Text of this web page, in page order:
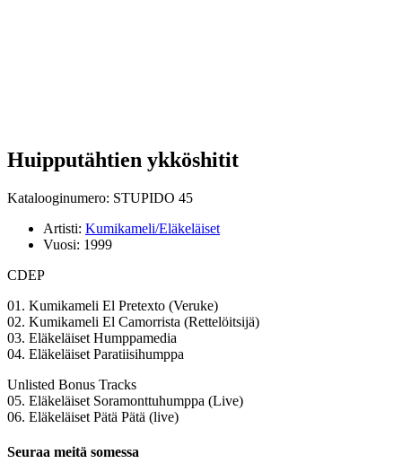
Huipputähtien ykköshitit
Katalooginumero: STUPIDO 45
Artisti: Kumikameli/Eläkeläiset
Vuosi: 1999
CDEP
01. Kumikameli El Pretexto (Veruke)
02. Kumikameli El Camorrista (Rettelöitsijä)
03. Eläkeläiset Humppamedia
04. Eläkeläiset Paratiisihumppa
Unlisted Bonus Tracks
05. Eläkeläiset Soramonttuhumppa (Live)
06. Eläkeläiset Pätä Pätä (live)
Seuraa meitä somessa